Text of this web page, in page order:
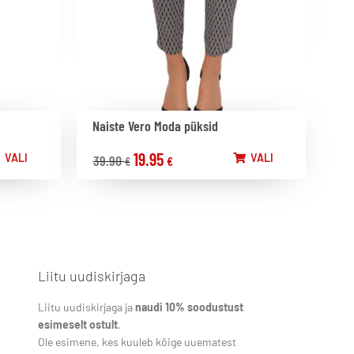
VALI
Naiste Vero Moda püksid
39.90€ 19.95 € VALI
Liitu uudiskirjaga
Liitu uudiskirjaga janaudi 10% soodustust
esimeselt ostult.
Ole esimene, kes kuuleb kõige uuematest